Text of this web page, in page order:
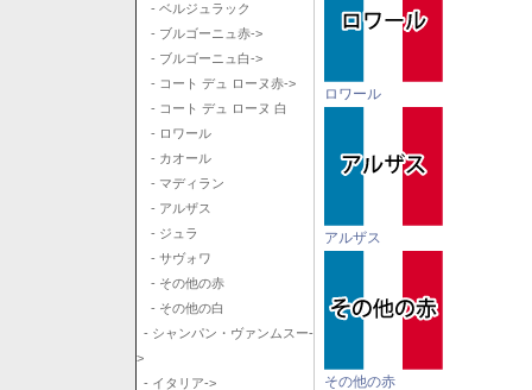
- ベルジュラック
- ブルゴーニュ赤->
- ブルゴーニュ白->
- コート デュ ローヌ赤->
- コート デュ ローヌ 白
- ロワール
- カオール
- マディラン
- アルザス
- ジュラ
- サヴォワ
- その他の赤
- その他の白
- シャンパン・ヴァンムスー-
>
- イタリア->
ロワール
アルザス
その他の赤